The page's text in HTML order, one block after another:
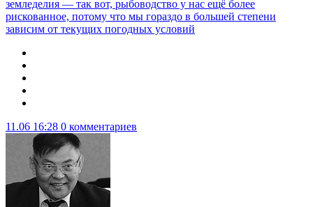
земледелия — так вот, рыбоводство у нас ещё более
рискованное, потому что мы гораздо в большей степени
зависим от текущих погодных условий
11.06 16:28 0 комментариев